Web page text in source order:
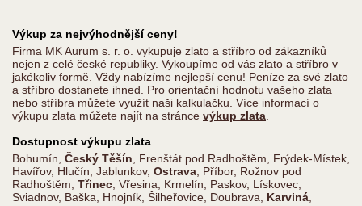
Výkup za nejvýhodnější ceny!
Firma MK Aurum s. r. o. vykupuje zlato a stříbro od zákazníků
nejen z celé české republiky. Vykoupíme od vás zlato a stříbro v
jakékoliv formě. Vždy nabízíme nejlepší cenu! Peníze za své zlato
a stříbro dostanete ihned. Pro orientační hodnotu vašeho zlata
nebo stříbra můžete využít naši kalkulačku. Více informací o
výkupu zlata můžete najít na stránce výkup zlata
Dostupnost výkupu zlata
Bohumín, Český Těšín , Frenštát pod Radhoštěm, Frýdek-Místek,
Havířov, Hlučín, Jablunkov, Ostrava , Příbor, Rožnov pod
Radhoštěm, Třinec , Vřesina, Krmelín, Paskov, Lískovec,
Sviadnov, Baška, Hnojník, Šilheřovice, Doubrava, Karviná